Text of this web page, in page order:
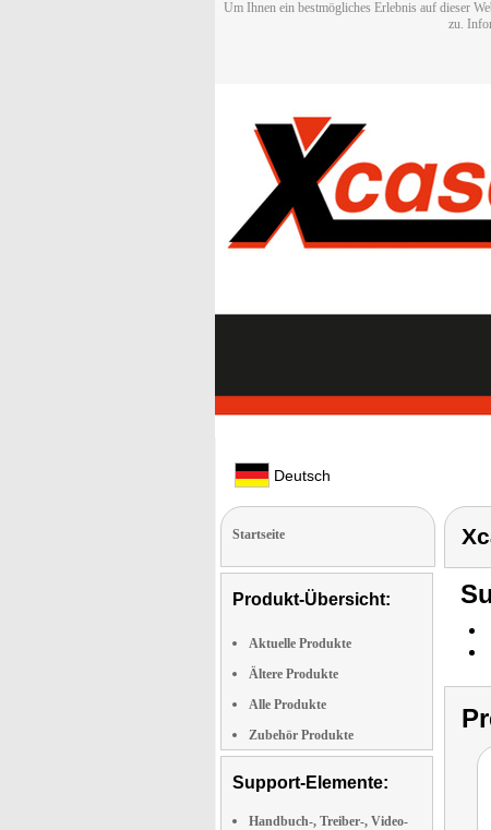
Um Ihnen ein bestmögliches Erlebnis auf dieser
zu.
Deutsch
Startseite
Produkt-Übersicht:
Aktuelle Produkte
Ältere Produkte
Alle Produkte
Zubehör Produkte
Support-Elemente:
Handbuch-, Treiber-, Video-